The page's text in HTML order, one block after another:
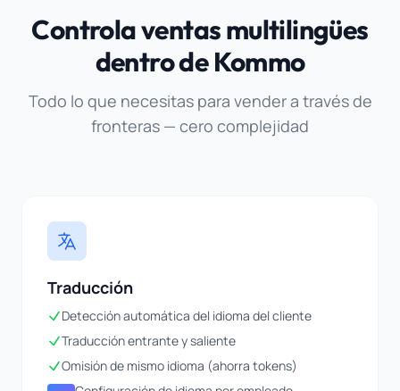
Controla ventas multilingües
dentro de Kommo
Todo lo que necesitas para vender a través de
fronteras — cero complejidad
Traducción
Detección automática del idioma del cliente
Traducción entrante y saliente
Omisión de mismo idioma (ahorra tokens)